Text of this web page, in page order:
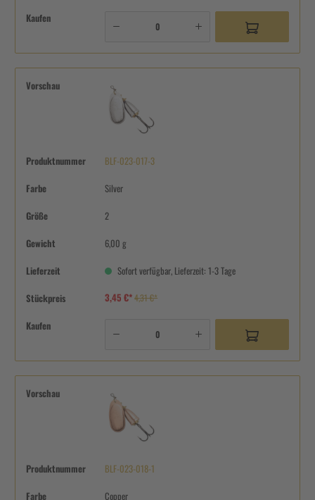
Kaufen
Vorschau
Produktnummer BLF-023-017-3
Farbe Silver
Größe 2
Gewicht 6,00 g
Lieferzeit Sofort verfügbar, Lieferzeit: 1-3 Tage
Stückpreis 3,45 €*4,31 €*
Kaufen
Vorschau
Produktnummer BLF-023-018-1
Farbe Copper